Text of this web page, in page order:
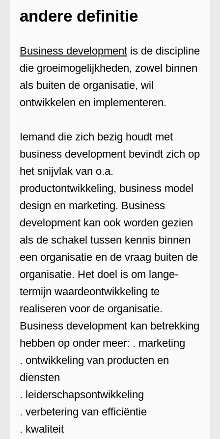
andere definitie
Business development is de discipline
die groeimogelijkheden, zowel binnen
als buiten de organisatie, wil
ontwikkelen en implementeren.
Iemand die zich bezig houdt met
business development bevindt zich op
het snijvlak van o.a.
productontwikkeling, business model
design en marketing. Business
development kan ook worden gezien
als de schakel tussen kennis binnen
een organisatie en de vraag buiten de
organisatie. Het doel is om lange-
termijn waardeontwikkeling te
realiseren voor de organisatie.
Business development kan betrekking
hebben op onder meer: . marketing
. ontwikkeling van producten en
diensten
. leiderschapsontwikkeling
. verbetering van efficiëntie
. kwaliteit